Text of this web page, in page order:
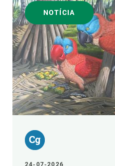
NOTÍCIA
24-07-2026